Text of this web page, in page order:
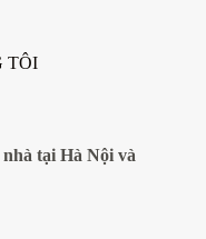
TÔI
tại Hà Nội và